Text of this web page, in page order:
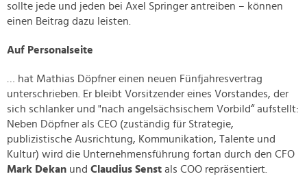
sollte jede und jeden bei Axel Springer antreiben – können
einen Beitrag dazu leisten.
Auf Personalseite
… hat Mathias Döpfner einen neuen Fünfjahresvertrag
unterschrieben. Er bleibt Vorsitzender eines Vorstandes, der
sich schlanker und "nach angelsächsischem Vorbild“ aufstellt:
Neben Döpfner als CEO (zuständig für Strategie,
publizistische Ausrichtung, Kommunikation, Talente und
Kultur) wird die Unternehmensführung fortan durch den CFO
Mark Dekan und Claudius Senst als COO repräsentiert.